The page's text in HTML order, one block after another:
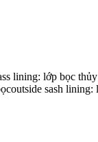
lining: lớp bọc
sash lining: